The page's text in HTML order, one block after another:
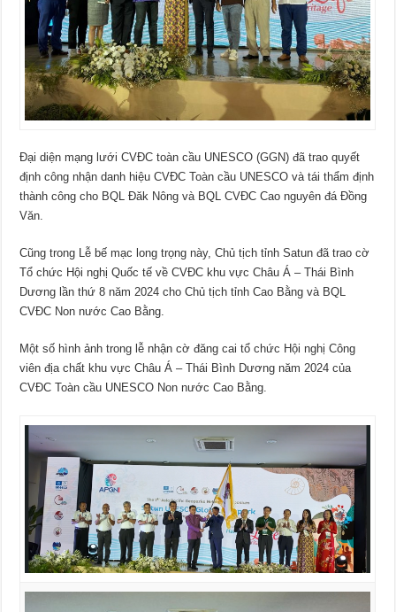
Đại diện mạng lưới CVĐC toàn cầu UNESCO (GGN) đã trao quyết
định công nhận danh hiệu CVĐC Toàn cầu UNESCO và tái thẩm định
thành công cho BQL Đăk Nông và BQL CVĐC Cao nguyên đá Đồng
Văn.
Cũng trong Lễ bế mạc long trọng này, Chủ tịch tỉnh Satun đã trao cờ
Tổ chức Hội nghị Quốc tế về CVĐC khu vực Châu Á – Thái Bình
Dương lần thứ 8 năm 2024 cho Chủ tịch tỉnh Cao Bằng và BQL
CVĐC Non nước Cao Bằng.
Một số hình ảnh trong lễ nhận cờ đăng cai tổ chức Hội nghị Công
viên địa chất khu vực Châu Á – Thái Bình Dương năm 2024 của
CVĐC Toàn cầu UNESCO Non nước Cao Bằng.